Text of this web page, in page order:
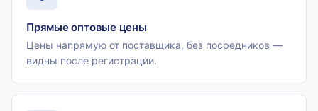
Прямые оптовые цены
Цены напрямую от поставщика, без посредников —
видны после регистрации.